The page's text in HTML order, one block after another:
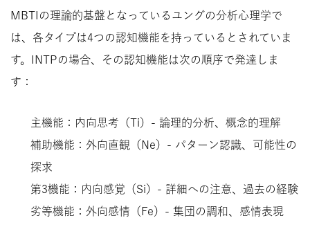
MBTIの理論的基盤となっているユングの分析心理学で
は、各タイプは4つの認知機能を持っているとされていま
す。INTPの場合、その認知機能は次の順序で発達しま
す：
主機能：内向思考（Ti）- 論理的分析、概念的理解
補助機能：外向直観（Ne）- パターン認識、可能性の
探求
第3機能：内向感覚（Si）- 詳細への注意、過去の経験
劣等機能：外向感情（Fe）- 集団の調和、感情表現